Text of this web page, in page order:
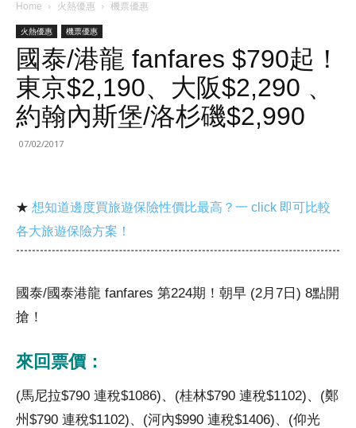
Home 火熱優惠 機票優惠
火熱優惠 機票優惠
國泰/港龍 fanfares $790起！
東京$2,190、大阪$2,290 、
約翰內斯堡/洛杉磯$2,990
07/02/2017
★ 想知道邊度買旅遊保險性價比最高？一 click 即可比較
各大旅遊保險方案！
國泰/國泰港龍 fanfares 第224期！朝早 (2月7日) 8點開
搶！
來回票價：
(馬尼拉$790 連稅$1086)、(桂林$790 連稅$1102)、(鄭
州$790 連稅$1102)、(河內$990 連稅$1406)、(仰光